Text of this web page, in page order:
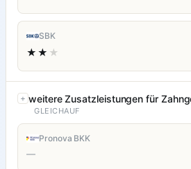
SBK
★★ ★
weitere Zusatzleistungen für
GLEICHAUF
Pronova BKK
—